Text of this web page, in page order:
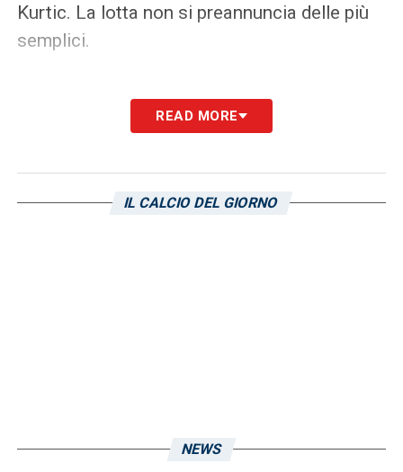
Kurtic. La lotta non si preannuncia delle più
semplici.
READ MORE
IL CALCIO DEL GIORNO
NEWS